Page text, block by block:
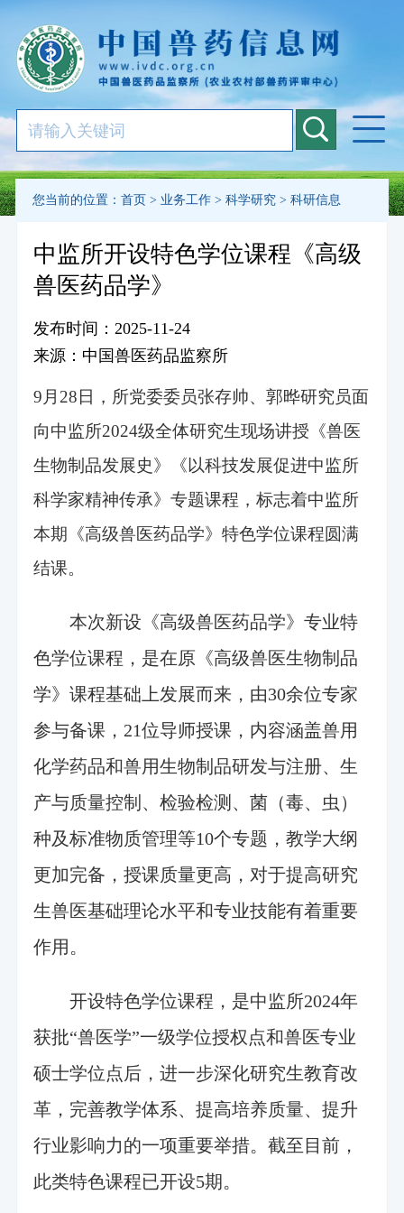
您当前的位置： 首页> 业务工作> 科学研究> 科研信息
中监所开设特色学位课程《高级
兽医药品学》
发布时间：2025-11-24
来源：中国兽医药品监察所
9月28日，所党委委员张存帅、郭晔研究员面
向中监所2024级全体研究生现场讲授《兽医
生物制品发展史》《以科技发展促进中监所
科学家精神传承》专题课程，标志着中监所
本期《高级兽医药品学》特色学位课程圆满
结课。
本次新设《高级兽医药品学》专业特
色学位课程，是在原《高级兽医生物制品
学》课程基础上发展而来，由30余位专家
参与备课，21位导师授课，内容涵盖兽用
化学药品和兽用生物制品研发与注册、生
产与质量控制、检验检测、菌（毒、虫）
种及标准物质管理等10个专题，教学大纲
更加完备，授课质量更高，对于提高研究
生兽医基础理论水平和专业技能有着重要
作用。
开设特色学位课程，是中监所2024年
获批“兽医学”一级学位授权点和兽医专业
硕士学位点后，进一步深化研究生教育改
革，完善教学体系、提高培养质量、提升
行业影响力的一项重要举措。截至目前，
此类特色课程已开设5期。